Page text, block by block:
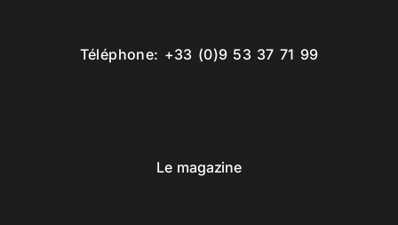
Téléphone: +33 (0)9 53 37 71 99
Le magazine